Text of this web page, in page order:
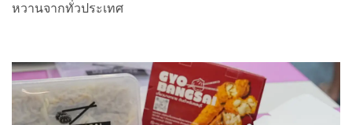
หวานจากทั่วประเทศ